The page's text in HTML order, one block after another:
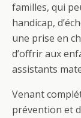
familles, qui
handicap,
une prise en
d’offrir aux
assistants
Venant
prévention et